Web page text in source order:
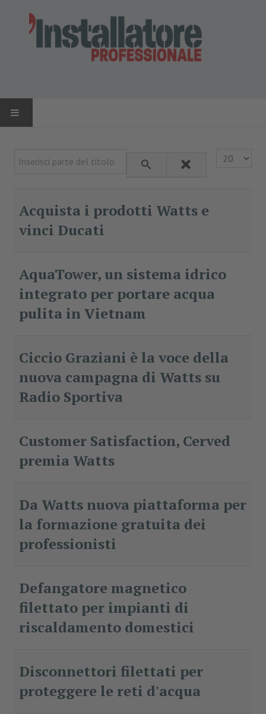
PRODOTTI
Inserisci parte del titolo Visualizza n.
Acquista i prodotti Watts e
vinci Ducati
AquaTower, un sistema idrico
integrato per portare acqua
pulita in Vietnam
Ciccio Graziani è la voce della
nuova campagna di Watts su
Radio Sportiva
Customer Satisfaction, Cerved
premia Watts
Da Watts nuova piattaforma per
la formazione gratuita dei
professionisti
Defangatore magnetico
filettato per impianti di
riscaldamento domestici
Disconnettori filettati per
proteggere le reti d'acqua